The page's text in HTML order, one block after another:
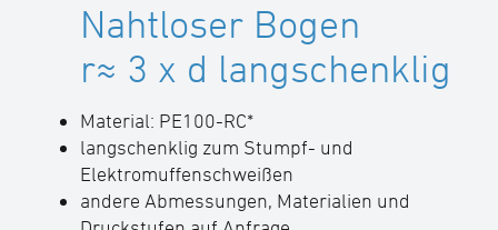
Nahtloser Bogen
r≈ 3 x d langschenklig
Material: PE100-RC*
langschenklig zum Stumpf- und
Elektromuffenschweißen
andere Abmessungen, Materialien und